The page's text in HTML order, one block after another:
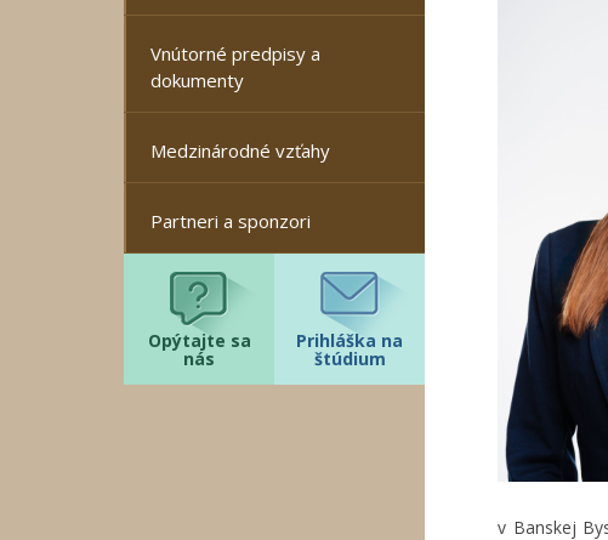
Vnútorné predpisy a
dokumenty
Medzinárodné vzťahy
Partneri a sponzori
Opýtajte sa
nás
Prihláška na
štúdium
v Banskej